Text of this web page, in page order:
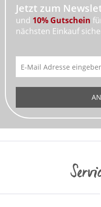
Jetzt zum
und 10% Gutschein
nächsten Einkauf